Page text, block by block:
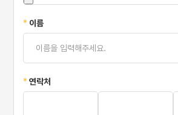
* 이름
*연락처